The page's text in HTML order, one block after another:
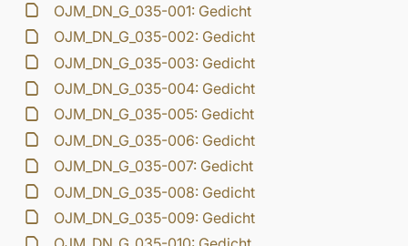
OJM_DN_G_035-001: Gedicht
OJM_DN_G_035-002: Gedicht
OJM_DN_G_035-003: Gedicht
OJM_DN_G_035-004: Gedicht
OJM_DN_G_035-005: Gedicht
OJM_DN_G_035-006: Gedicht
OJM_DN_G_035-007: Gedicht
OJM_DN_G_035-008: Gedicht
OJM_DN_G_035-009: Gedicht